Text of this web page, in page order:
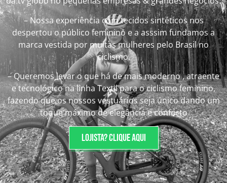
– Nossa experiência com tecidos sintéticos nos
despertou o público feminino e a asssim fundamos a
marca vestida por muitas mulheres pelo Brasil no
ciclismo.
– Queremos levar o que há de mais moderno , atraente
e tecnológico na linha Textil para o ciclismo feminino,
fazendo que os nossos vestuários seja único dando um
toque máximo de elegância e conforto
Lojista? Clique aqui